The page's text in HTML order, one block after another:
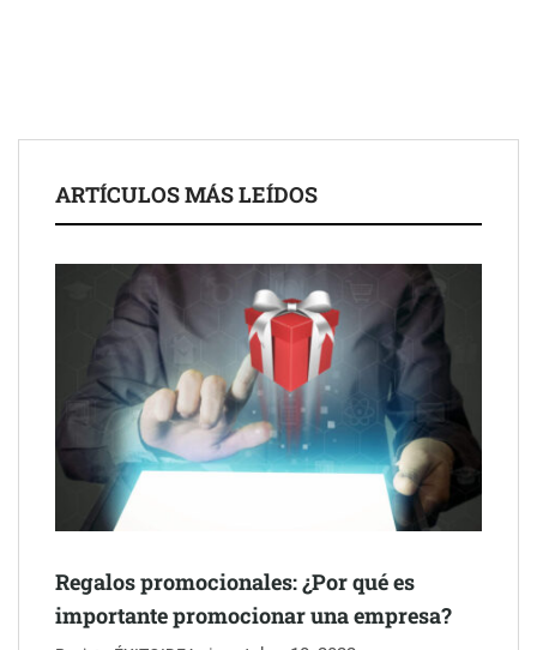
UrbanPay lanza en 19 mercados europeos su solución de pagos
Gestoría Online reduce a unas horas el alta de autónomo
ARTÍCULOS MÁS LEÍDOS
Regalos promocionales: ¿Por qué es
importante promocionar una empresa?